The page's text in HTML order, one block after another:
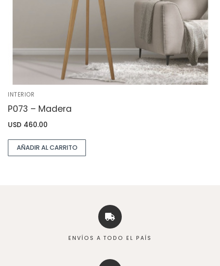
INTERIOR
P073 – Madera
USD 460.00
AÑADIR AL CARRITO
ENVÍOS A TODO EL PAÍS